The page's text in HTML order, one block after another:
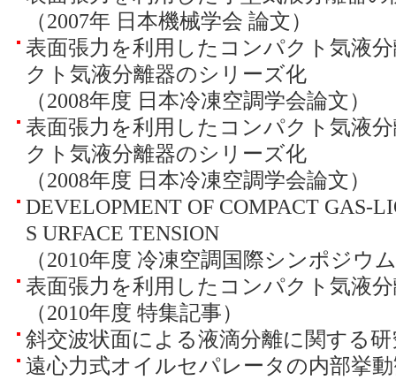
（2007年 日本機械学会 論文）
表面張力を利用したコンパクト気液
クト気液分離器のシリーズ化
（2008年度 日本冷凍空調学会論文）
表面張力を利用したコンパクト気液
クト気液分離器のシリーズ化
（2008年度 日本冷凍空調学会論文）
DEVELOPMENT OF COMPACT GAS-
S URFACE TENSION
（2010年度 冷凍空調国際シンポジウ
表面張力を利用したコンパクト気液
（2010年度 特集記事）
斜交波状面による液滴分離に関する研
遠心力式オイルセパレータの内部挙